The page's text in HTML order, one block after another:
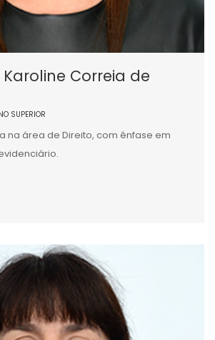
Correia de
SUPERIOR
na área de Direito, com ênfase em